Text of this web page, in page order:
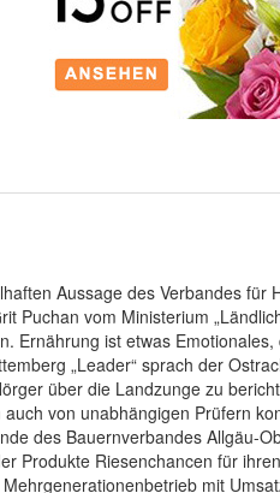
Aussage des Verbandes für
vom Ministerium
Ernährung ist etwas
„Leader“ sprach der
über die Landzunge zu
von unabhängigen Prüfern
des Bauernverbandes Allgäu-
Produkte Riesenchancen für
mit